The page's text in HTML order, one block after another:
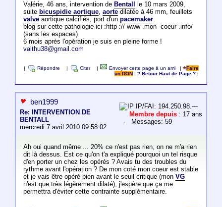
Valérie, 46 ans, intervention de Bentall
le 10 mars 2009,
suite bicuspidie aortique, aortedilatée à 46 mm, feuillets
valveaortique calcifiés, port d'un pacemaker.
blog sur cette pathologie ici :http :// www .mon -coeur .info/
(sans les espaces)
6 mois après l'opération je suis en pleine forme !
valthu38@gmail.com
Répondre Citer Envoyer cette page à un ami |
Faire
un DON
|? Retour Haut de Page ?
ben1999
Re: INTERVENTION DE
BENTALL
mercredi 7 avril 2010 09:58:02
IP/FAI: 194.250.98.---
Membre depuis : 17 ans
- Messages: 59
Ah oui quand même ... 20% ce n'est pas rien, on ne m'a rien
dit là dessus. Est ce qu'on t'a expliqué pourquoi un tel risque
d'en porter un chez les opérés ? Avais tu des troubles du
rythme avant l'opération ? De mon coté mon coeur est stable
et je vais être opéré bien avant le seuil critique (mon VG
n'est que très légèrement dilaté), j'espère que ça me
permettra d'éviter cette contrainte supplémentaire.